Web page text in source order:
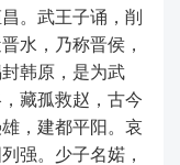
。武王子诵，削
水，乃称晋侯，
韩原，是为武
藏孤救赵，古今
，建都平阳。哀
强。少子名婼，